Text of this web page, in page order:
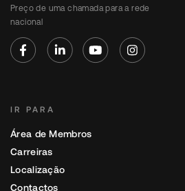
Preço de uma chamada para a rede
nacional
IR PARA
Área de Membros
Carreiras
Localização
Contactos